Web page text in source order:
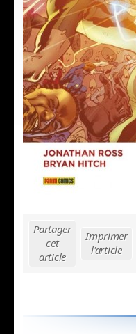
Partager
cet
article
Imprimer
l'article